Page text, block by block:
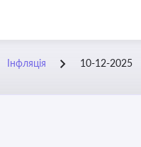
Інфляція 10-12-2025